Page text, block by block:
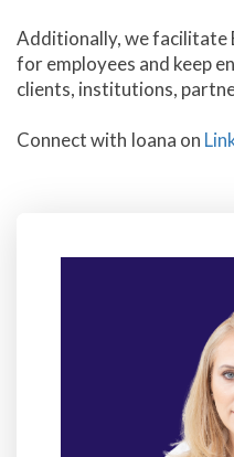
Additionally, we facilitate
for employees and keep
clients, institutions,
Connect with Ioana on